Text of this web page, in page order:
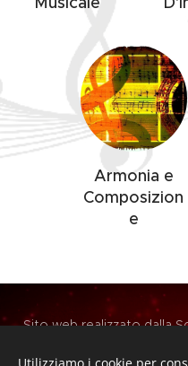
Armonia e
Composizion
e
Sito web realizzato dalla